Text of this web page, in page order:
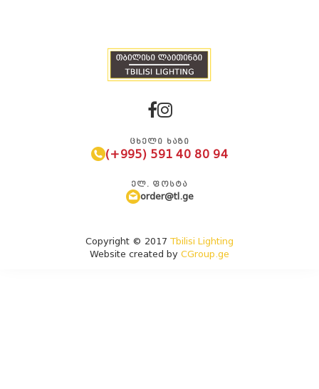
ᲪᲮᲔᲚᲘ ᲮᲐᲖᲘ
(+995) 591 40 80 94
ᲔᲚ. ᲤᲝᲡᲢᲐ
order@tl.ge
Copyright © 2017 Tbilisi Lighting
Website created by CGroup.ge